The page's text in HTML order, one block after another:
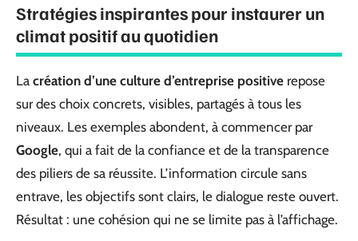
Stratégies inspirantes pour instaurer un
climat positif au quotidien
La création d’une culture d’entreprise positive repose
sur des choix concrets, visibles, partagés à tous les
niveaux. Les exemples abondent, à commencer par
Google, qui a fait de la confiance et de la transparence
des piliers de sa réussite. L’information circule sans
entrave, les objectifs sont clairs, le dialogue reste ouvert.
Résultat : une cohésion qui ne se limite pas à l’affichage.